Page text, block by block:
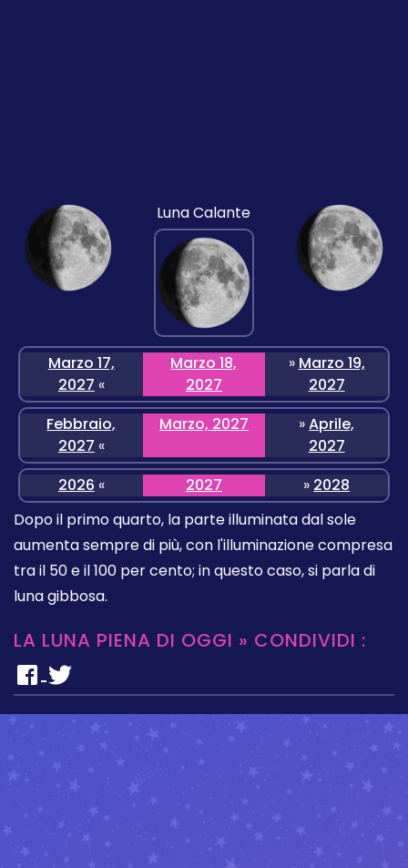
Luna Calante
Marzo 17,
2027 «
Marzo 18,
2027
» Marzo 19,
2027
Febbraio,
2027 «
Marzo, 2027 »Aprile,
2027
2026 « 2027 » 2028
Dopo il primo quarto, la parte illuminata dal sole
aumenta sempre di più, con l'illuminazione compresa
tra il 50 e il 100 per cento; in questo caso, si parla di
luna gibbosa.
LA LUNA PIENA DI OGGI » CONDIVIDI :